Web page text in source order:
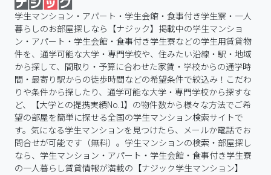
学生マンション・アパート・学生会館・食事付き学生寮・一人
暮らしのお部屋探しなら【ナジック】掲載中の学生マンショ
ン・アパート・学生会館・食事付き学生寮などの学生用賃貸物
件を、通学可能な大学・専門学校や、住みたい沿線・駅・地域
から探して、間取り・予算に合わせた家賃・学校からの通学時
間・最寄り駅からの徒歩時間などの希望条件で絞込み！こだわ
りや条件から探したり、通学可能な大学・専門学校から探すな
ど、【大学との提携実績No.1】の物件数から様々な方法でご希
望の部屋を簡単に探せる全国の学生マンション検索サイトで
す。気になる学生マンションを見つけたら、メールか電話でお
問合せが可能です（無料）。学生マンションの検索・部屋探し
なら、学生マンション・アパート・学生会館・食事付き学生寮
の一人暮らし賃貸情報が満載の【ナジック学生マンション】